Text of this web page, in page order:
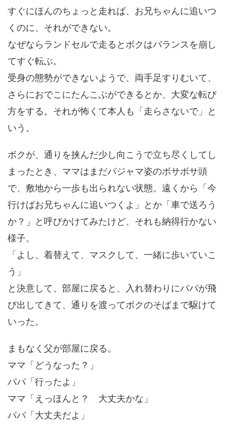
すぐにほんのちょっと走れば、お兄ちゃんに追いつ
くのに、それができない。
なぜならランドセルで走るとボクはバランスを崩し
てすぐ転ぶ。
受身の態勢ができないようで、両手足すりむいて、
さらにおでこにたんこぶができるとか、大変な転び
方をする。それが怖くて本人も「走らさないで」と
いう。
ボクが、通りを挟んだ少し向こうで立ち尽くしてし
まったとき、ママはまだパジャマ姿のボサボサ頭
で、敷地から一歩も出られない状態。遠くから「今
行けばお兄ちゃんに追いつくよ」とか「車で送ろう
か？」と呼びかけてみたけど、それも納得行かない
様子。
「よし、着替えて、マスクして、一緒に歩いていこ
う」
と決意して、部屋に戻ると、入れ替わりにパパが飛
び出してきて、通りを渡ってボクのそばまで駆けて
いった。
まもなく父が部屋に戻る。
ママ「どうなった？」
パパ「行ったよ」
ママ「えっほんと？ 大丈夫かな」
パパ「大丈夫だよ」